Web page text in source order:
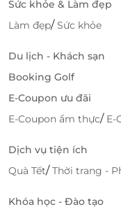
Salon sẽ làm bạn
Sức khỏe & Làm đẹp
Làm đẹp/Sức khỏe
Du lịch - Khách sạn
Booking Golf
E-Coupon ưu đãi
E-Coupon ẩm thực/ E-
Dịch vụ tiện ích
Quà Tết/Thời trang -
Khóa học - Đào tạo